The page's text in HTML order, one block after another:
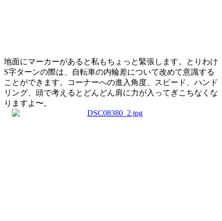
地面にマーカーがあると私もちょっと緊張します。とりわけ
S字ターンの際は、自転車の内輪差について改めて意識する
ことができます。コーナーへの進入角度、スピード、ハンド
リング、頭で考えるとどんどん肩に力が入ってぎこちなくな
りますよ〜。